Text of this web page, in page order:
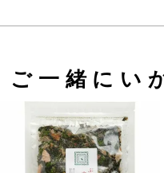
ご一緒にい